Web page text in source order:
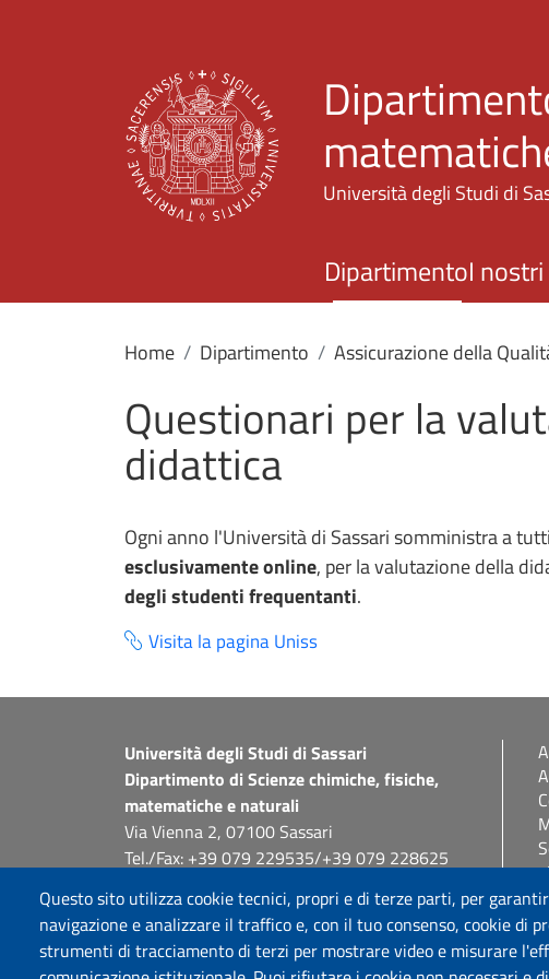
Questo sito utilizza cookie tecnici, propri e di terze parti, per
navigazione e analizzare il traffico e, con il tuo consenso, cookie di
strumenti di tracciamento di terzi per mostrare video e misurare
Università degli Studi di
DipartimentoI
Home Dipartimento Assicurazione della
Questionari per la
didattica
Ogni anno l'Università di Sassari somministra a
esclusivamente online, per la valutazione della
degli studenti frequentanti.
Visita la pagina Uniss
Università degli Studi di Sassari
Dipartimento di Scienze chimiche, fisiche,
matematiche e naturali
Via Vienna 2, 07100 Sassari
Tel./Fax: +39 079 229535/+39 079 228625
www.uniss.it